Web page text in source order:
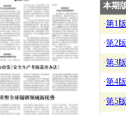
本期
·第1版
·第2版
·第3版
·第4版
·第5版